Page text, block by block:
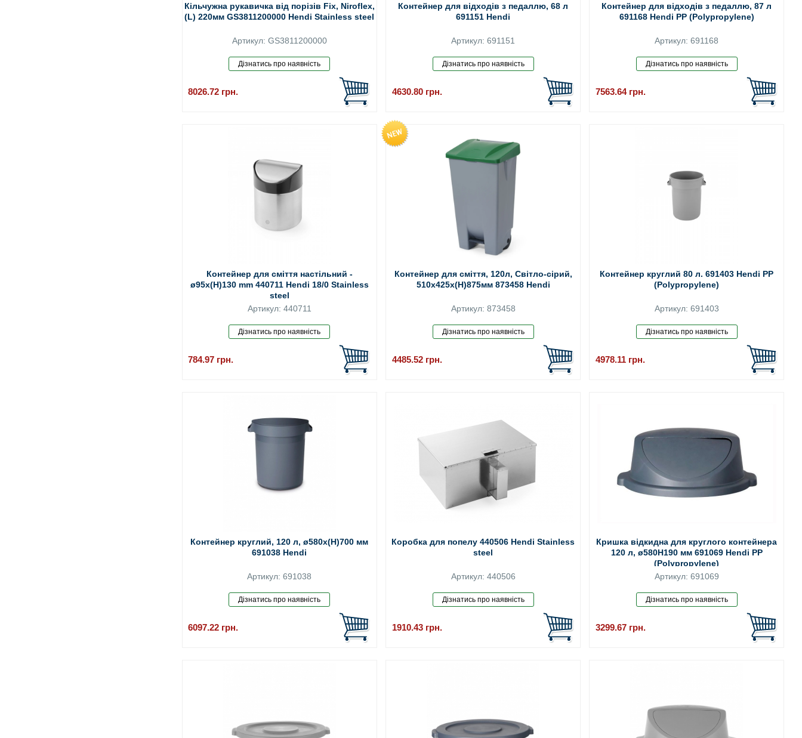
Кільчужна рукавичка від порізів Fix, Niroflex,
(L) 220мм GS3811200000 Hendi Stainless steel
Артикул: GS3811200000
8026.72 грн.
Контейнер для відходів з педаллю, 68 л
691151 Hendi
Артикул: 691151
4630.80 грн.
Контейнер для відходів з педаллю, 87 л
691168 Hendi PP (Polypropylene)
Артикул: 691168
7563.64 грн.
Контейнер для сміття настільний -
ø95x(H)130 mm 440711 Hendi 18/0 Stainless
steel
Артикул: 440711
784.97 грн.
Контейнер для сміття, 120л, Світло-сірий,
510x425x(H)875мм 873458 Hendi
Артикул: 873458
4485.52 грн.
Контейнер круглий 80 л. 691403 Hendi PP
(Polypropylene)
Артикул: 691403
4978.11 грн.
Контейнер круглий, 120 л, ø580x(H)700 мм
691038 Hendi
Артикул: 691038
6097.22 грн.
Коробка для попелу 440506 Hendi Stainless
steel
Артикул: 440506
1910.43 грн.
Кришка відкидна для круглого контейнера
120 л, ø580H190 мм 691069 Hendi PP
(Polypropylene)
Артикул: 691069
3299.67 грн.